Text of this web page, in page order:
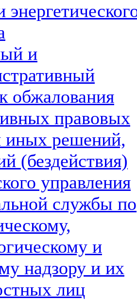
и
обжалования
правовых
иных решений,
(бездействия)
управления
службы по
и
надзору и их
лиц